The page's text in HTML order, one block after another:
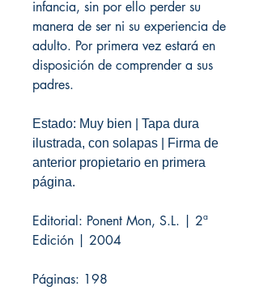
infancia, sin por ello perder su
manera de ser ni su experiencia de
adulto. Por primera vez estará en
disposición de comprender a sus
padres.
Estado: Muy bien | Tapa dura
ilustrada, con solapas | Firma de
anterior propietario en primera
página.
Editorial: Ponent Mon, S.L. | 2ª
Edición | 2004
Páginas: 198